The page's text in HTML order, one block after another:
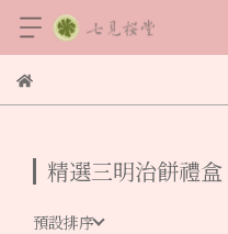
精選三明治餅禮盒
預設排序